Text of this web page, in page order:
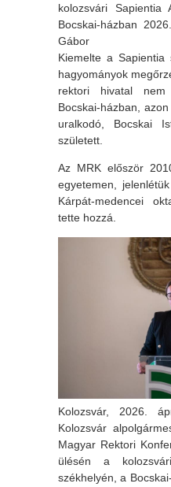
kolozsvári Sapientia
Bocskai-házban
Gábor
Kiemelte a
hagyományok
rektori hivatal
Bocskai-házban,
uralkodó, Bocskai
született.
Az MRK először
egyetemen,
Kárpát-medencei
tette hozzá.
Kolozsvár, 2026.
Kolozsvár
Magyar Rektori
ülésén a
székhelyén, a